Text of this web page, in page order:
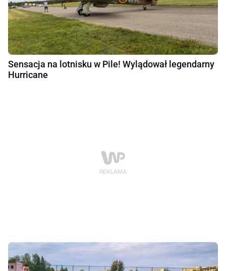
Sensacja na lotnisku w Pile! Wylądował legendarny
Hurricane